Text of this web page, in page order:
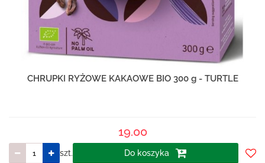
CHRUPKI RYŻOWE KAKAOWE BIO 300 g - TURTLE
19.00
szt. Do koszyka